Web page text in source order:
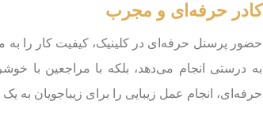
کادر حرفه‌‎ای و مجرب
حضور پرسنل حرفه‌ای در کلینیک، کیفیت کار را به
به درستی انجام می‌دهد، بلکه با مراجعین با
حرفه‌ای، انجام عمل زیبایی را برای زیباجویان به